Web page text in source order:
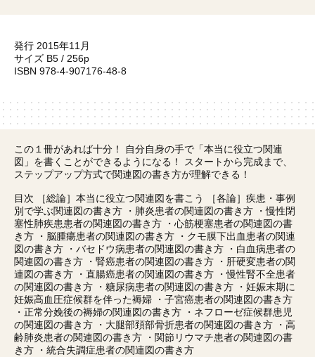
発行 2015年11月
サイズ B5 / 256p
ISBN 978-4-907176-48-8
この１冊があれば十分！ 自分自身の手で「本当に役立つ関連
図」を書くことができるようになる！ スタートから完成まで、
ステップアップ方式で関連図の書き方が理解できる！
目次 ［総論］本当に役立つ関連図を書こう ［各論］疾患・事例
別で学ぶ関連図の書き方 ・肺炎患者の関連図の書き方 ・慢性閉
塞性肺疾患患者の関連図の書き方 ・心筋梗塞患者の関連図の書
き方 ・脳腫瘍患者の関連図の書き方 ・クモ膜下出血患者の関連
図の書き方 ・バセドウ病患者の関連図の書き方 ・白血病患者の
関連図の書き方 ・腎癌患者の関連図の書き方 ・肝硬変患者の関
連図の書き方 ・直腸癌患者の関連図の書き方 ・慢性腎不全患者
の関連図の書き方 ・糖尿病患者の関連図の書き方 ・妊娠末期に
妊娠高血圧症候群を伴った褥婦 ・子宮癌患者の関連図の書き方
・正常分娩後の褥婦の関連図の書き方 ・ネフローゼ症候群患児
の関連図の書き方 ・大腿部頚部骨折患者の関連図の書き方 ・高
齢肺炎患者の関連図の書き方 ・関節リウマチ患者の関連図の書
き方 ・統合失調症患者の関連図の書き方